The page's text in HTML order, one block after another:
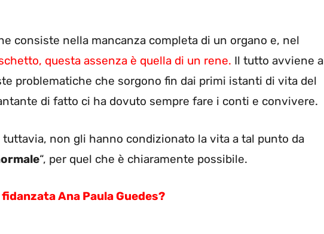
consiste nella mancanza completa di un organo e, nel
questa assenza è quella di un rene. Il tutto avviene a
problematiche che sorgono fin dai primi istanti di vita del
di fatto ci ha dovuto sempre fare i conti e convivere.
non gli hanno condizionato la vita a tal punto da
“, per quel che è chiaramente possibile.
Ana Paula Guedes?